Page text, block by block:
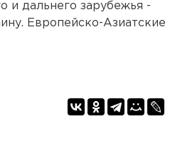
и дальнего зарубежья -
Европейско-Азиатские